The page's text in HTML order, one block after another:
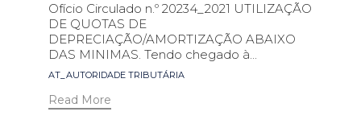
Ofício Circulado n.º 20234_2021 UTILIZAÇÃO
DE QUOTAS DE
DEPRECIAÇÃO/AMORTIZAÇÃO ABAIXO
DAS MINIMAS. Tendo chegado à...
Tags
AT_AUTORIDADE TRIBUTÁRIA
Read More